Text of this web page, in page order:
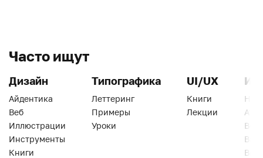
Часто ищут
Дизайн
Айдентика
Веб
Иллюстрации
Инструменты
Книги
Типографика
Леттеринг
Примеры
Уроки
UI/UX
Книги
Лекции
Веб